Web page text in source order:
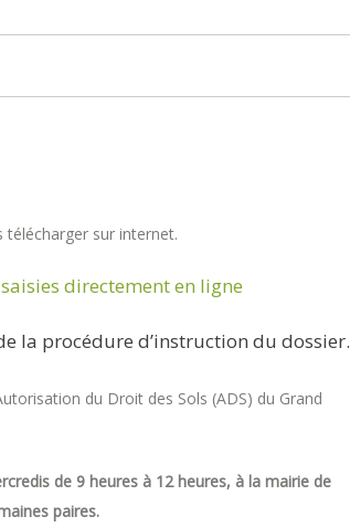
sur internet.
saisies directement en ligne
la procédure d’instruction du dossier.
du Droit des Sols (ADS) du Grand
de 9 heures à 12 heures, à la mairie de
paires.